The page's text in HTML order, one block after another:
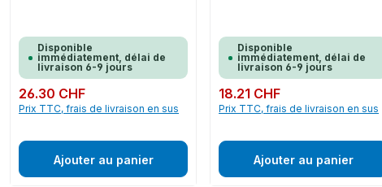
Disponible
immédiatement, délai de
livraison 6-9 jours
Prix régulier :
26.30 CHF
Prix TTC, frais de livraison en sus
Ajouter au panier
Disponible
immédiatement, délai de
livraison 6-9 jours
Prix régulier :
18.21 CHF
Prix TTC, frais de livraison en sus
Ajouter au panier